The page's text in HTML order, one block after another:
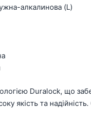
алкалинова (L)
Duralock, що
якість та